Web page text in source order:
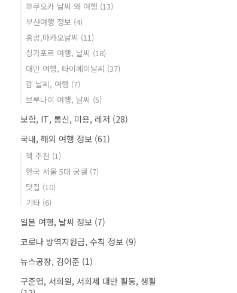
후쿠오카 날씨 와 여행 (13)
부산여행 정보 (4)
홍콩,마카오날씨 (11)
싱가포르 여행, 날씨 (18)
대만 여행, 타이베이날씨 (37)
괌 날씨, 여행 (7)
브루나이 여행, 날씨 (5)
보험, IT, 통신, 미용, 레저 (28)
국내, 해외 여행 정보 (61)
책 추천 (1)
한국 서울 5대 궁궐 (7)
맛집 (10)
기타 (6)
일본 여행, 날씨 정보 (7)
코로나 방역지원금, 수칙 정보 (9)
뉴스공장, 김어준 (1)
구준엽, 서희원, 서희제 대만 활동, 생활